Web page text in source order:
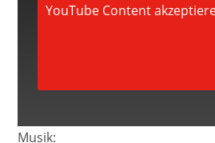
YouTube Content
Musik: